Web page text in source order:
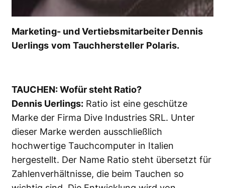
Marketing- und Vertiebsmitarbeiter Dennis
Uerlings vom Tauchhersteller Polaris.
TAUCHEN: Wofür steht Ratio?
Dennis Uerlings: Ratio ist eine geschütze
Marke der Firma Dive Industries SRL. Unter
dieser Marke werden ausschließlich
hochwertige Tauchcomputer in Italien
hergestellt. Der Name Ratio steht übersetzt für
Zahlenverhältnisse, die beim Tauchen so